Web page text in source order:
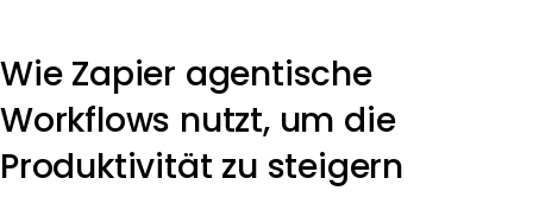
Wie Zapier agentische
Workflows nutzt, um die
Produktivität zu steigern